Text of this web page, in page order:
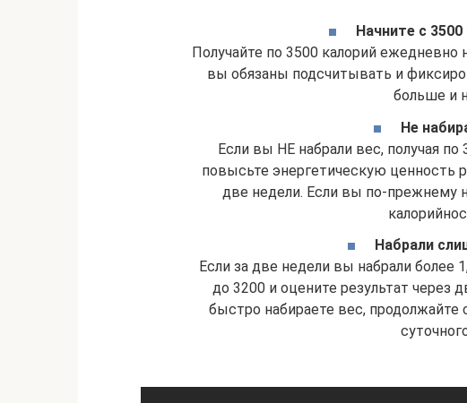
Начните с
Получайте по 3500 калорий
вы обязаны подсчитывать и
больше и
Не
Если вы НЕ набрали вес, получая
повысьте энергетическую ценность
две недели. Если вы по-прежнему
Набрали
Если за две недели вы набрали более
до 3200 и оцените результат
быстро набираете вес,